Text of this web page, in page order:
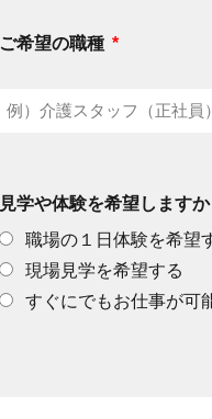
ご希望の職種
見学や体験を希望しますか
職場の１日体験を希望
現場見学を希望する
すぐにでもお仕事が可